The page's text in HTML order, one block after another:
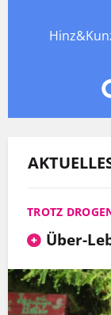
TROTZ
Über-